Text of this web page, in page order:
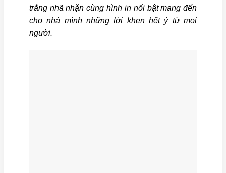
trắng nhã nhặn cùng hình in nổi bật mang đến
cho nhà mình những lời khen hết ý từ mọi
người.